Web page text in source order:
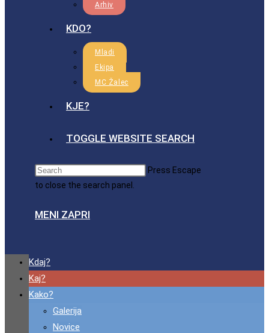
Arhiv
KDO?
Mladi
Ekipa
MC Žalec
KJE?
TOGGLE WEBSITE SEARCH
Press Escape
to close the search panel.
MENI ZAPRI
Kdaj?
Kaj?
Kako?
Galerija
Novice